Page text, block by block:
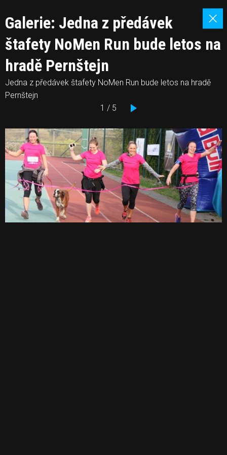
Galerie: Jedna z předávek
štafety NoMen Run bude letos na
hradě Pernštejn
Jedna z předávek štafety NoMen Run bude letos na hradě
Pernštejn
1 / 5